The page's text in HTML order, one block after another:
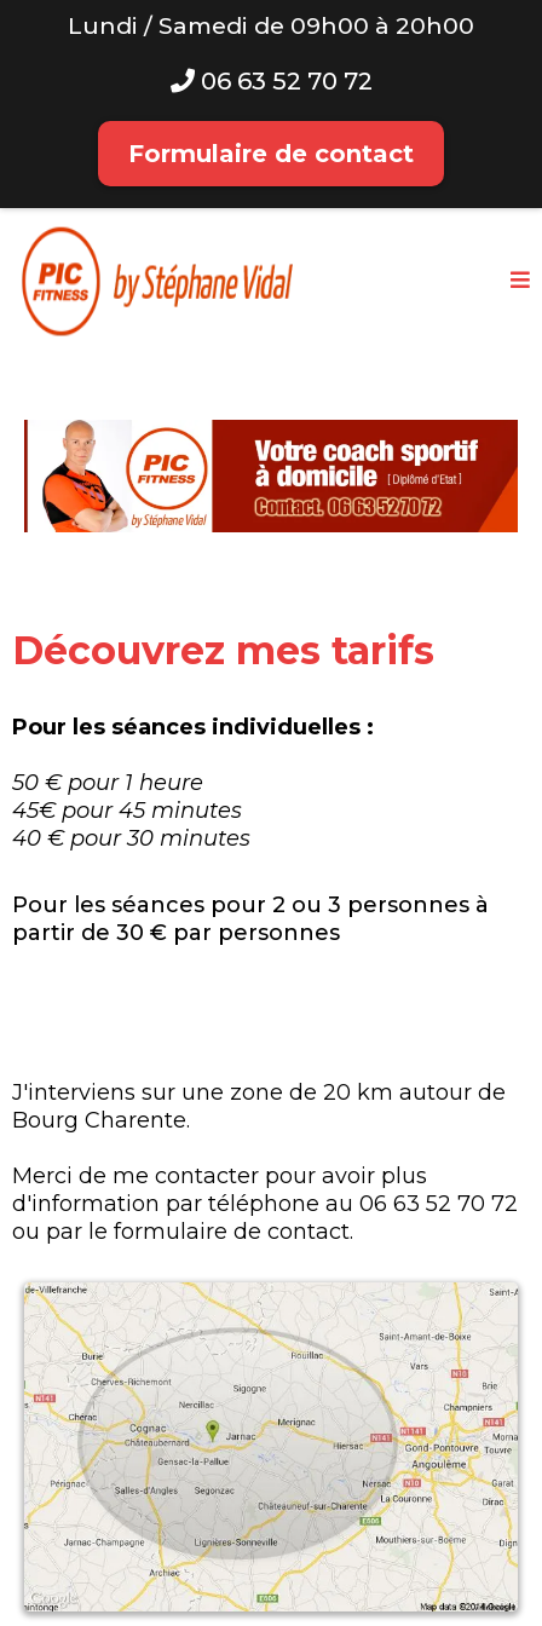
Lundi / Samedi de 09h00 à 20h00
06 63 52 70 72
Formulaire de contact
Découvrez mes tarifs
Pour les séances individuelles :
50 € pour 1 heure
45€ pour 45 minutes
40 € pour 30 minutes
Pour les séances pour 2 ou 3 personnes à
partir de 30 € par personnes
J'interviens sur une zone de 20 km autour de
Bourg Charente.
Merci de me contacter pour avoir plus
d'information par téléphone au 06 63 52 70 72
ou par le formulaire de contact.